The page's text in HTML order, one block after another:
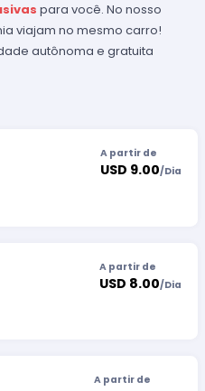
para você. No nosso
viajam no mesmo carro!
autônoma e gratuita
A partir de
USD 9.00/Dia
A partir de
USD 8.00/Dia
A partir de